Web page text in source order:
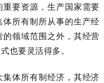
要资源，生产国家需要
所有制所从事的生产经
领域范围之外，其经营
也要灵活得多。
体所有制经济，其经济